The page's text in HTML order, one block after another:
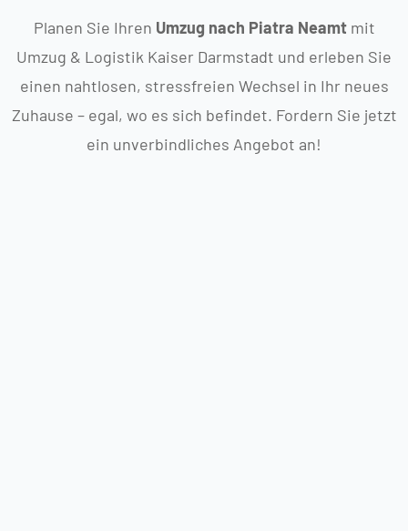
Planen Sie Ihren Umzug nach Piatra Neamtmit
Umzug & Logistik Kaiser Darmstadt und erleben Sie
einen nahtlosen, stressfreien Wechsel in Ihr neues
Zuhause – egal, wo es sich befindet. Fordern Sie jetzt
ein unverbindliches Angebot an!